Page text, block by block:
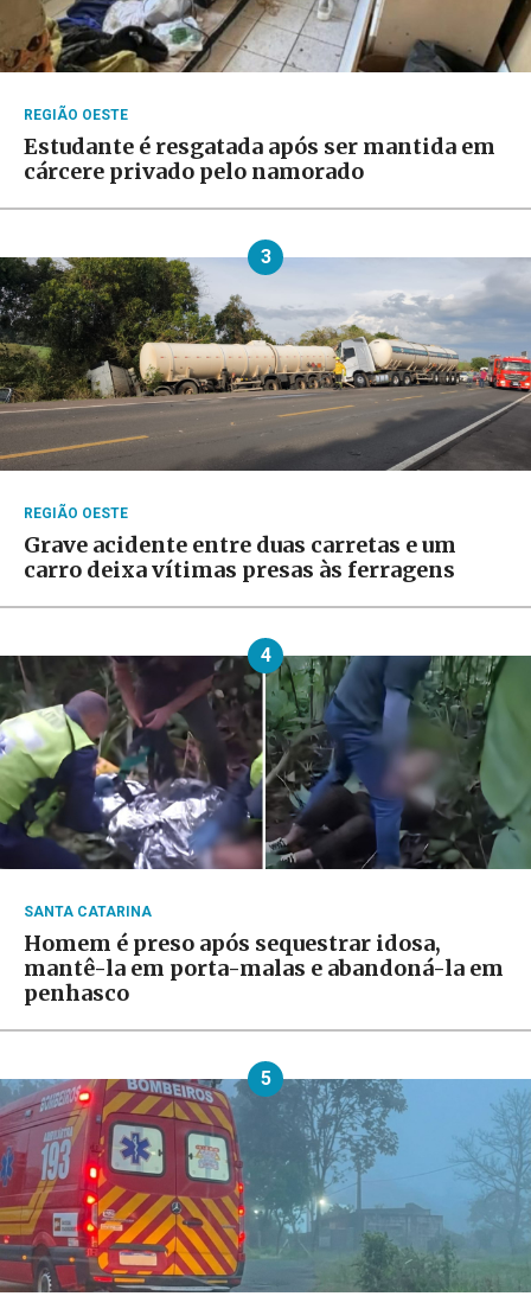
REGIÃO OESTE
Estudante é resgatada após ser mantida em
cárcere privado pelo namorado
3
REGIÃO OESTE
Grave acidente entre duas carretas e um
carro deixa vítimas presas às ferragens
4
SANTA CATARINA
Homem é preso após sequestrar idosa,
mantê-la em porta-malas e abandoná-la em
penhasco
5